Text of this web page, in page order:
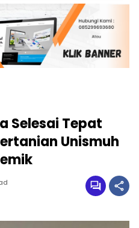
Selesai Tepat
Unismuh